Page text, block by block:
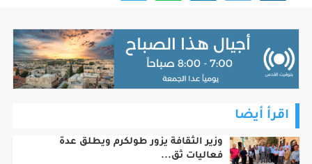
اقرأ أيضا
وزير الثقافة يزور طولكرم ويطلق عدة
فعاليات ثق...